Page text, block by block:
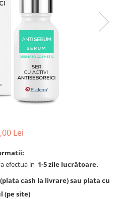
Lei
efectua in 1-5 zile lucrătoare.
cash la livrare) sau plata cu
(pe site)